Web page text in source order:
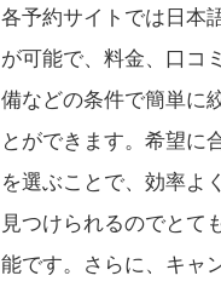
各予約サイトでは日本
が可能で、料金、口コ
備などの条件で簡単に
とができます。希望に
を選ぶことで、効率よ
見つけられるのでとて
能です。さらに、キャ